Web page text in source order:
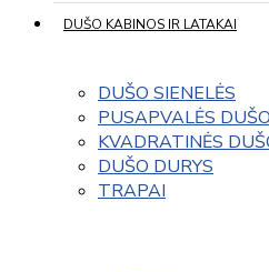
DUŠO KABINOS IR LATAKAI
DUŠO SIENELĖS
PUSAPVALĖS
KVADRATINĖS
DUŠO DURYS
TRAPAI